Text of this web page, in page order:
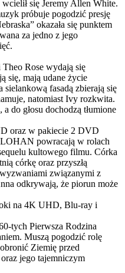
się Jeremy Allen White.
próbuje pogodzić presję
okazała się punktem
za jedno z jego
Rose wydają się
się, mają udane życie
sielankową fasadą zbierają się
natomiast Ivy rozkwita.
do głosu dochodzą tłumione
oraz w pakiecie 2 DVD
powracają w rolach
kultowego filmu. Córka
córkę oraz przyszłą
związanymi z
odkrywają, że piorun może
na 4K UHD, Blu-ray i
tych Pierwsza Rodzina
Muszą pogodzić rolę
Ziemię przed
jego tajemniczym